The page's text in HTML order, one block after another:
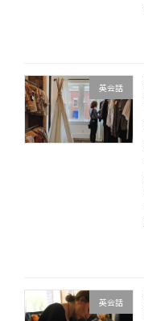
英会話
英会話